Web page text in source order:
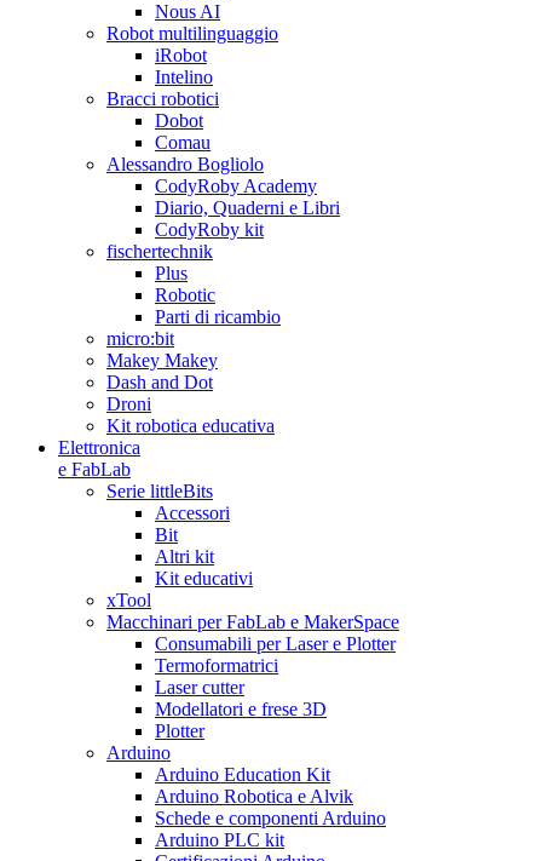
Nous AI
Robot multilinguaggio
iRobot
Intelino
Bracci robotici
Dobot
Comau
Alessandro Bogliolo
CodyRoby Academy
Diario, Quaderni e Libri
CodyRoby kit
fischertechnik
Plus
Robotic
Parti di ricambio
micro:bit
Makey Makey
Dash and Dot
Droni
Kit robotica educativa
Elettronica
e FabLab
Serie littleBits
Accessori
Bit
Altri kit
Kit educativi
xTool
Macchinari per FabLab e MakerSpace
Consumabili per Laser e Plotter
Termoformatrici
Laser cutter
Modellatori e frese 3D
Plotter
Arduino
Arduino Education Kit
Arduino Robotica e Alvik
Schede e componenti Arduino
Arduino PLC kit